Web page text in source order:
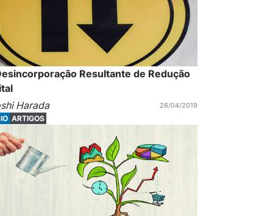
Resultante de Redução
Harada
26/04/2019
ARTIGOS